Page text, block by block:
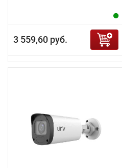
3 559,60 руб.